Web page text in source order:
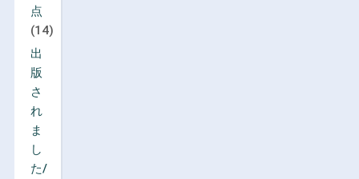
点
(14)
出
版
さ
れ
ま
し
た/